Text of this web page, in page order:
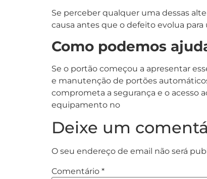
Se perceber qualquer uma dessas
causa antes que o defeito evolua
Como podemos
Se o portão começou a apresentar
e manutenção de portões
comprometa a segurança e o acesso
equipamento no
Deixe um
O seu endereço de email não será
Comentário *